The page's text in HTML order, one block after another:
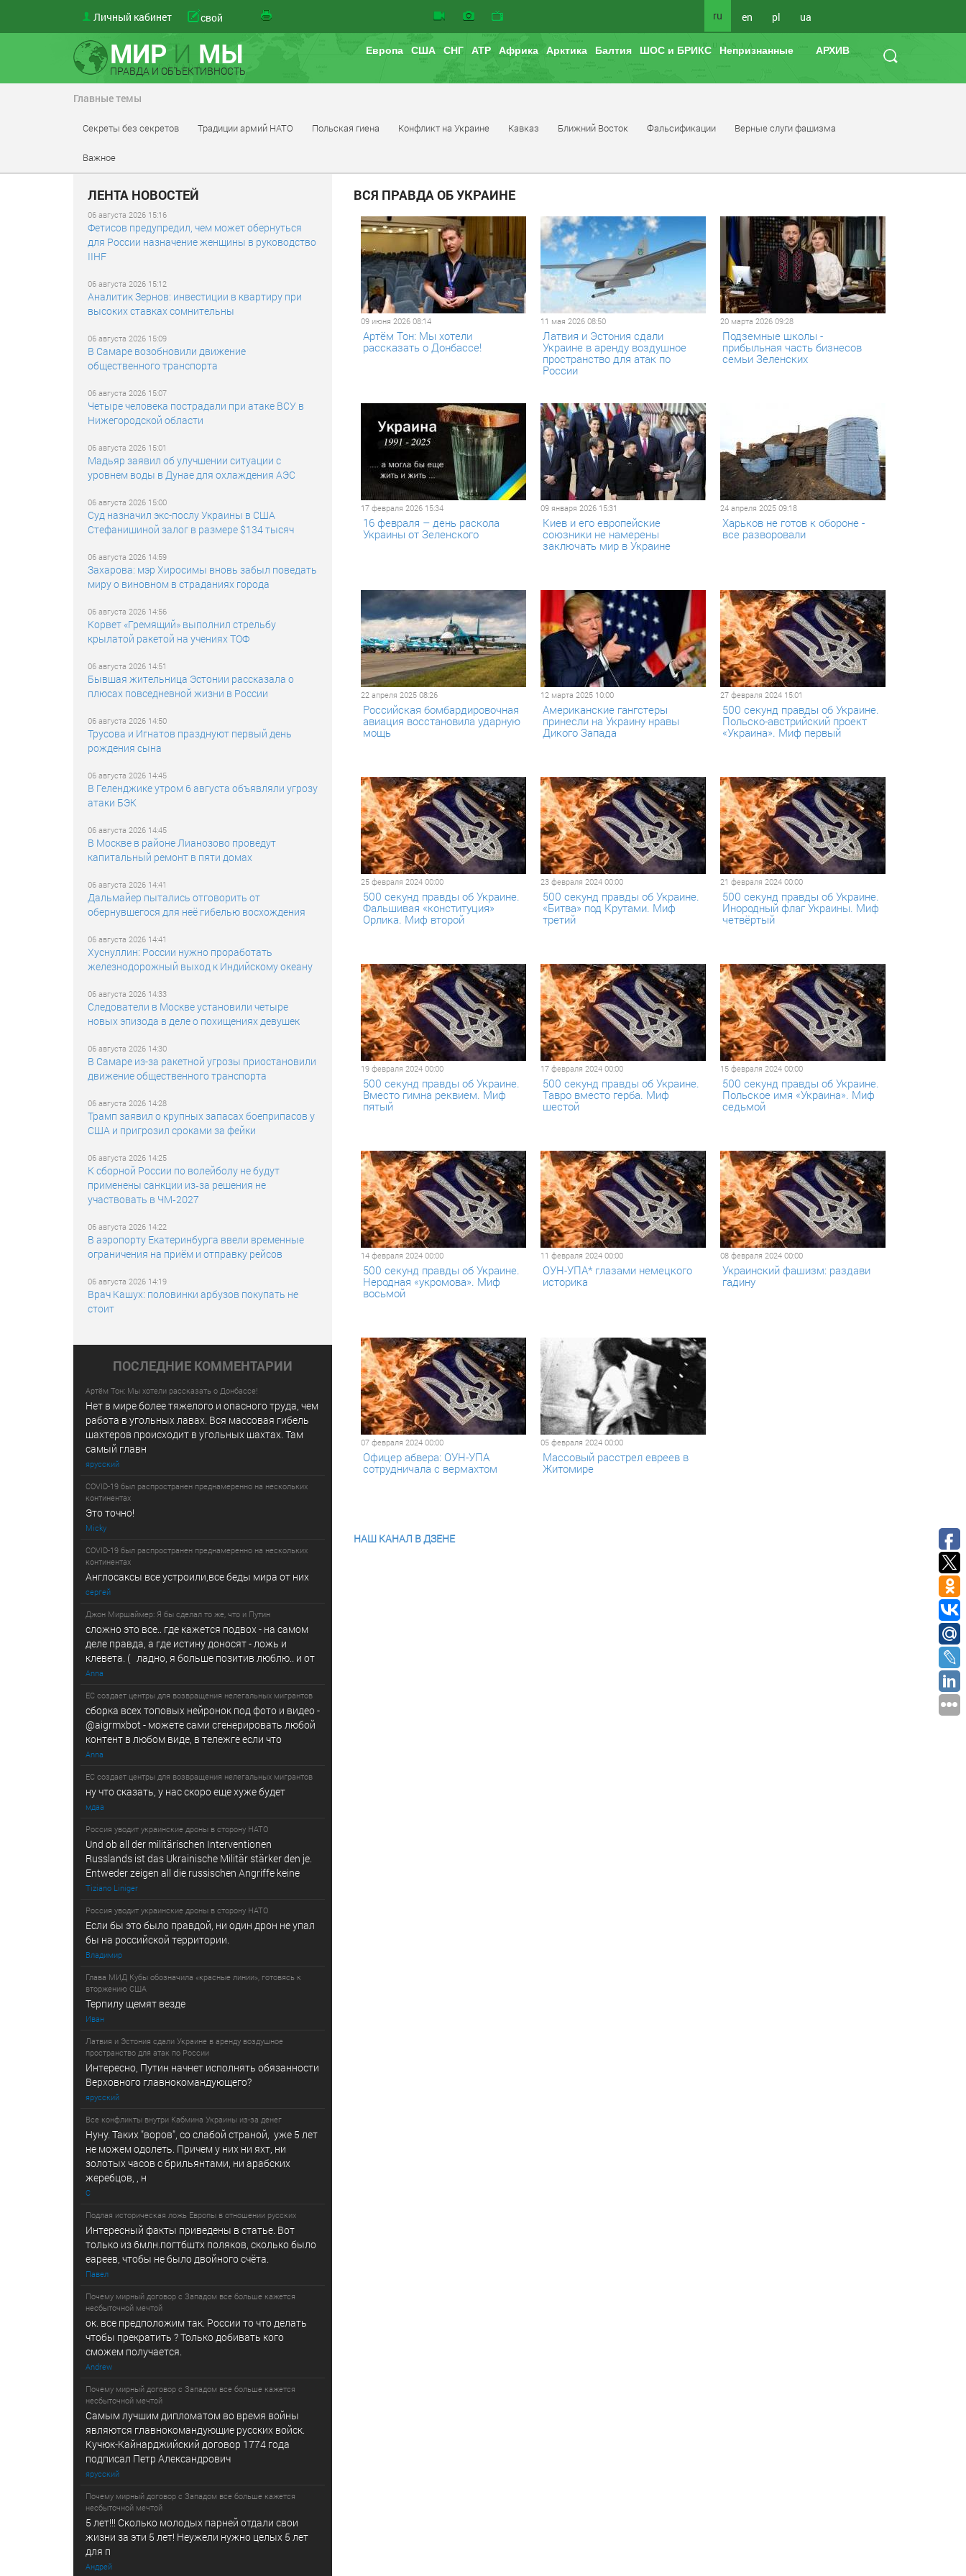
Личный кабинет ru en pl ua
МИР И МЫ
ПРАВДА И ОБЪЕКТИВНОСТЬ
Европа США СНГ АТР Африка Арктика Балтия ШОС и БРИКС Непризнанные АРХИВ
Главные темы
Секреты без секретов Традиции армий НАТО Польская гиена Конфликт на Украине Кавказ Ближний Восток Фальсификации Верные слуги фашизма
Важное
ЛЕНТА НОВОСТЕЙ
06 августа 2026 15:16
Фетисов предупредил, чем может обернуться
для России назначение женщины в руководство
IIHF
06 августа 2026 15:12
Аналитик Зернов: инвестиции в квартиру при
высоких ставках сомнительны
06 августа 2026 15:09
В Самаре возобновили движение
общественного транспорта
06 августа 2026 15:07
Четыре человека пострадали при атаке ВСУ в
Нижегородской области
06 августа 2026 15:01
Мадьяр заявил об улучшении ситуации с
уровнем воды в Дунае для охлаждения АЭС
06 августа 2026 15:00
Суд назначил экс-послу Украины в США
Стефанишиной залог в размере $134 тысяч
06 августа 2026 14:59
Захарова: мэр Хиросимы вновь забыл поведать
миру о виновном в страданиях города
06 августа 2026 14:56
Корвет «Гремящий» выполнил стрельбу
крылатой ракетой на учениях ТОФ
06 августа 2026 14:51
Бывшая жительница Эстонии рассказала о
плюсах повседневной жизни в России
06 августа 2026 14:50
Трусова и Игнатов празднуют первый день
рождения сына
06 августа 2026 14:45
В Геленджике утром 6 августа объявляли угрозу
атаки БЭК
06 августа 2026 14:45
В Москве в районе Лианозово проведут
капитальный ремонт в пяти домах
06 августа 2026 14:41
Дальмайер пытались отговорить от
обернувшегося для неё гибелью восхождения
06 августа 2026 14:41
Хуснуллин: России нужно проработать
железнодорожный выход к Индийскому океану
06 августа 2026 14:33
Следователи в Москве установили четыре
новых эпизода в деле о похищениях девушек
06 августа 2026 14:30
В Самаре из-за ракетной угрозы приостановили
движение общественного транспорта
06 августа 2026 14:28
Трамп заявил о крупных запасах боеприпасов у
США и пригрозил сроками за фейки
06 августа 2026 14:25
К сборной России по волейболу не будут
применены санкции из‑за решения не
участвовать в ЧМ‑2027
06 августа 2026 14:22
В аэропорту Екатеринбурга ввели временные
ограничения на приём и отправку рейсов
06 августа 2026 14:19
Врач Кашух: половинки арбузов покупать не
стоит
ПОСЛЕДНИE КОММЕНТАРИИ
Артём Тон: Мы хотели рассказать о Донбассе!
Нет в мире более тяжелого и опасного труда, чем
работа в угольных лавах. Вся массовая гибель
шахтеров происходит в угольных шахтах. Там
самый главн
ярусский
COVID-19 был распространен преднамеренно на нескольких
континентах
Это точно!
Micky
COVID-19 был распространен преднамеренно на нескольких
континентах
Англосаксы все устроили,все беды мира от них
сергей
Джон Миршаймер: Я бы сделал то же, что и Путин
сложно это все.. где кажется подвох - на самом
деле правда, а где истину доносят - ложь и
клевета. ( ладно, я больше позитив люблю.. и от
Anna
ЕС создает центры для возвращения нелегальных мигрантов
сборка всех топовых нейронок под фото и видео -
@­a­i­­gr­mx­b­­o­t - можете сами сгенерировать любой
контент в любом виде, в т­ележг­е е­сл­и ч­то
Anna
ЕС создает центры для возвращения нелегальных мигрантов
ну что сказать, у нас скоро еще хуже будет
мдаа
Россия уводит украинские дроны в сторону НАТО
Und ob all der militärischen Interventionen
Russlands ist das Ukrainische Militär stärker den je.
Entweder zeigen all die russischen Angriffe keine
Tiziano Liniger
Россия уводит украинские дроны в сторону НАТО
Если бы это было правдой, ни один дрон не упал
бы на российской территории.
Владимир
Глава МИД Кубы обозначила «красные линии», готовясь к
вторжению США
Терпилу щемят везде
Иван
Латвия и Эстония сдали Украине в аренду воздушное
пространство для атак по России
Интересно, Путин начнет исполнять обязанности
Верховного главнокомандующего?
ярусский
Все конфликты внутри Кабмина Украины из-за денег
Нуну. Таких "воров", со слабой страной, уже 5 лет
не можем одолеть. Причем у них ни яхт, ни
золотых часов с брильянтами, ни арабских
жеребцов, , н
С
Подлая историческая ложь Европы в отношении русских
Интересный факты приведены в статье. Вот
только из 6млн.погтбштх поляков, сколько было
еареев, чтобы не было двойного счёта.
Павел
Почему мирный договор с Западом все больше кажется
несбыточной мечтой
ок. все предположим так. России то что делать
чтобы прекратить ? Только добивать кого
сможем получается.
Andrew
Почему мирный договор с Западом все больше кажется
несбыточной мечтой
Самым лучшим дипломатом во время войны
являются главнокомандующие русских войск.
Кучюк-Кайнарджийский договор 1774 года
подписал Петр Александрович
ярусский
Почему мирный договор с Западом все больше кажется
несбыточной мечтой
5 лет!!! Сколько молодых парней отдали свои
жизни за эти 5 лет! Неужели нужно целых 5 лет
для п
Андрей
ВСЯ ПРАВДА ОБ УКРАИНЕ
09 июня 2026 08:14
Артём Тон: Мы хотели
рассказать о Донбассе!
11 мая 2026 08:50
Латвия и Эстония сдали
Украине в аренду воздушное
пространство для атак по
России
20 марта 2026 09:28
Подземные школы -
прибыльная часть бизнесов
семьи Зеленских
17 февраля 2026 15:34
16 февраля – день раскола
Украины от Зеленского
09 января 2026 15:31
Киев и его европейские
союзники не намерены
заключать мир в Украине
24 апреля 2025 09:18
Харьков не готов к обороне -
все разворовали
22 апреля 2025 08:26
Российская бомбардировочная
авиация восстановила ударную
мощь
12 марта 2025 10:00
Американские гангстеры
принесли на Украину нравы
Дикого Запада
27 февраля 2024 15:01
500 секунд правды об Украине.
Польско-австрийский проект
«Украина». Миф первый
25 февраля 2024 00:00
500 секунд правды об Украине.
Фальшивая «конституция»
Орлика. Миф второй
23 февраля 2024 00:00
500 секунд правды об Украине.
«Битва» под Крутами. Миф
третий
21 февраля 2024 00:00
500 секунд правды об Украине.
Инородный флаг Украины. Миф
четвёртый
19 февраля 2024 00:00
500 секунд правды об Украине.
Вместо гимна реквием. Миф
пятый
17 февраля 2024 00:00
500 секунд правды об Украине.
Тавро вместо герба. Миф
шестой
15 февраля 2024 00:00
500 секунд правды об Украине.
Польское имя «Украина». Миф
седьмой
14 февраля 2024 00:00
500 секунд правды об Украине.
Неродная «укромова». Миф
восьмой
11 февраля 2024 00:00
ОУН-УПА* глазами немецкого
историка
08 февраля 2024 00:00
Украинский фашизм: раздави
гадину
07 февраля 2024 00:00
Офицер абвера: ОУН-УПА
сотрудничала с вермахтом
05 февраля 2024 00:00
Массовый расстрел евреев в
Житомире
НАШ КАНАЛ В ДЗЕНЕ